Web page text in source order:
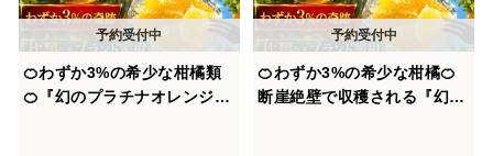
🍊わずか3%の希少な柑橘類
🍊『幻のプラチナオレンジ』
🍊わずか3%の希少な柑橘🍊
断崖絶壁で収穫される『幻の